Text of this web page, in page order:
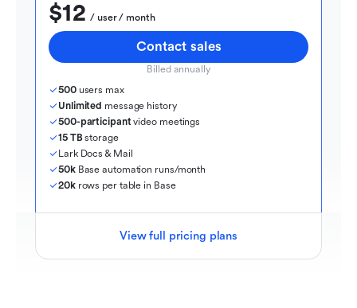
$12
  / user / month
Contact sales
Billed annually
500 users max
Unlimited message history
500-participant video meetings
15 TB storage
Lark Docs & Mail
50k Base automation runs/month
20k rows per table in Base
View full pricing plans